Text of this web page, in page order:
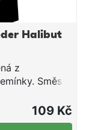
Halibut
z
Směs
a olejnatin,
aroma.
109 Kč